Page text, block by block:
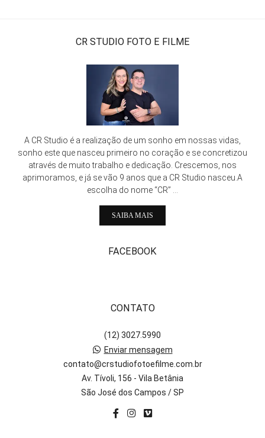
CR STUDIO FOTO E FILME
A CR Studio é a realização de um sonho em nossas vidas,
sonho este que nasceu primeiro no coração e se concretizou
através de muito trabalho e dedicação. Crescemos, nos
aprimoramos, e já se vão 9 anos que a CR Studio nasceu.A
escolha do nome “CR” ...
SAIBA MAIS
FACEBOOK
CONTATO
(12) 3027.5990
Enviar mensagem
contato@crstudiofotoefilme.com.br
Av. Tívoli, 156 - Vila Betânia
São José dos Campos / SP